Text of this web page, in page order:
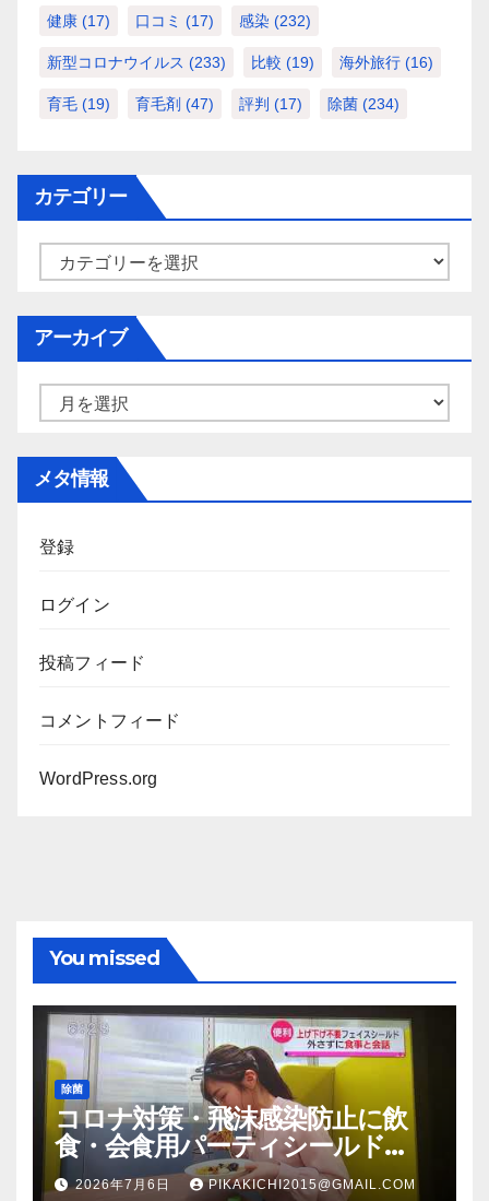
健康 (17) 口コミ (17) 感染 (232)
新型コロナウイルス (233) 比較 (19) 海外旅行 (16)
育毛 (19) 育毛剤 (47) 評判 (17) 除菌 (234)
カテゴリー
ー
アーカイブ
メタ情報
登録
ログイン
投稿フィード
コメントフィード
WordPress.org
You missed
除菌
コロナ対策・飛沫感染防止に飲
食・会食用パーティシールド
（マスク会食代替品）ＦＢＣ福井
2026年7月6日 PIKAKICHI2015@GMAIL.COM